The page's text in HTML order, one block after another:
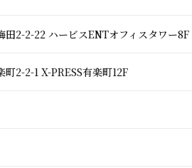
田2-2-22 ハービスENTオフィスタワー8F
2-2-1 X-PRESS有楽町12F